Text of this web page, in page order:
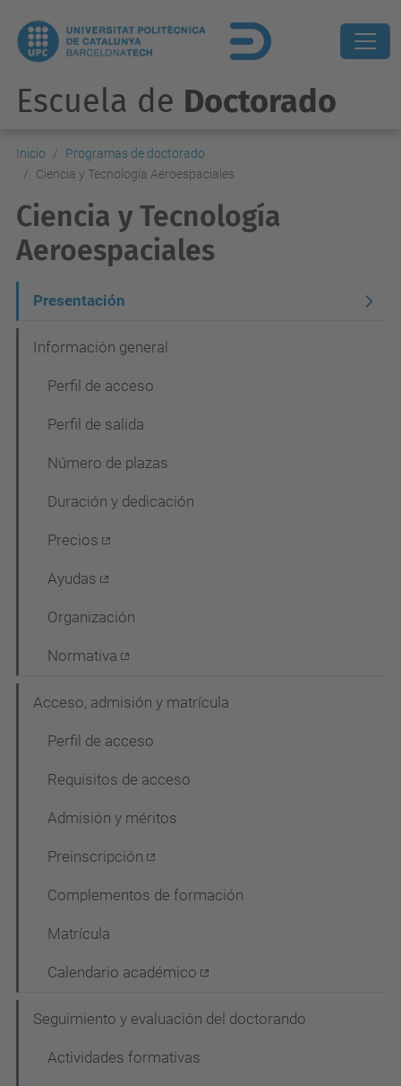
Escuela de Doctorado
Inicio
Programas de doctorado
Ciencia y Tecnología Aeroespaciales
Ciencia y Tecnología
Aeroespaciales
a
Presentación
Información general
Perfil de acceso
Perfil de salida
Número de plazas
Duración y dedicación
Precios
Ayudas
Organización
Normativa
Acceso, admisión y matrícula
Perfil de acceso
Requisitos de acceso
Admisión y méritos
Preinscripción
Complementos de formación
Matrícula
Calendario académico
Seguimiento y evaluación del doctorando
Actividades formativas